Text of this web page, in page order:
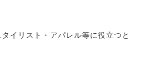
イリスト・アパレル等に役立つと